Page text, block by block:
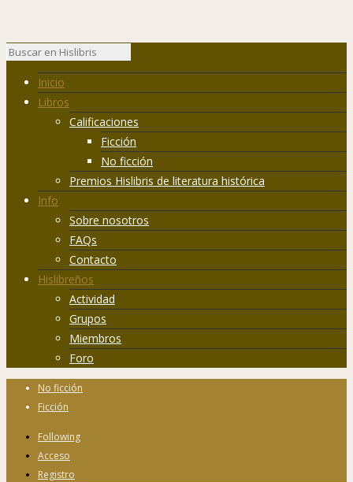
Inicio
Libros
Calificaciones
Ficción
No ficción
Premios Hislibris de literatura histórica
Info
Sobre nosotros
FAQs
Contacto
Hislibreños
Actividad
Grupos
Miembros
Foro
No ficción
Ficción
Following
Acceso
Registro